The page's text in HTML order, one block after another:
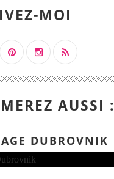
MOI
AUSSI :
DUBROVNIK